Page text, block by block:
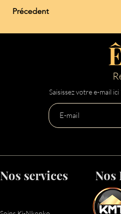
Précedent
Saisissez votre e-mail ici
Nos services Nos